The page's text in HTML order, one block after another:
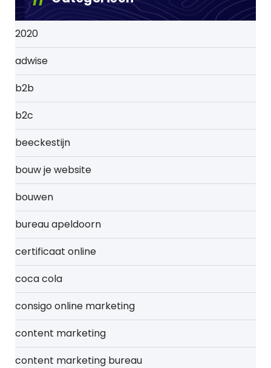
2020
adwise
b2b
b2c
beeckestijn
bouw je website
bouwen
bureau apeldoorn
certificaat online
coca cola
consigo online marketing
content marketing
content marketing bureau